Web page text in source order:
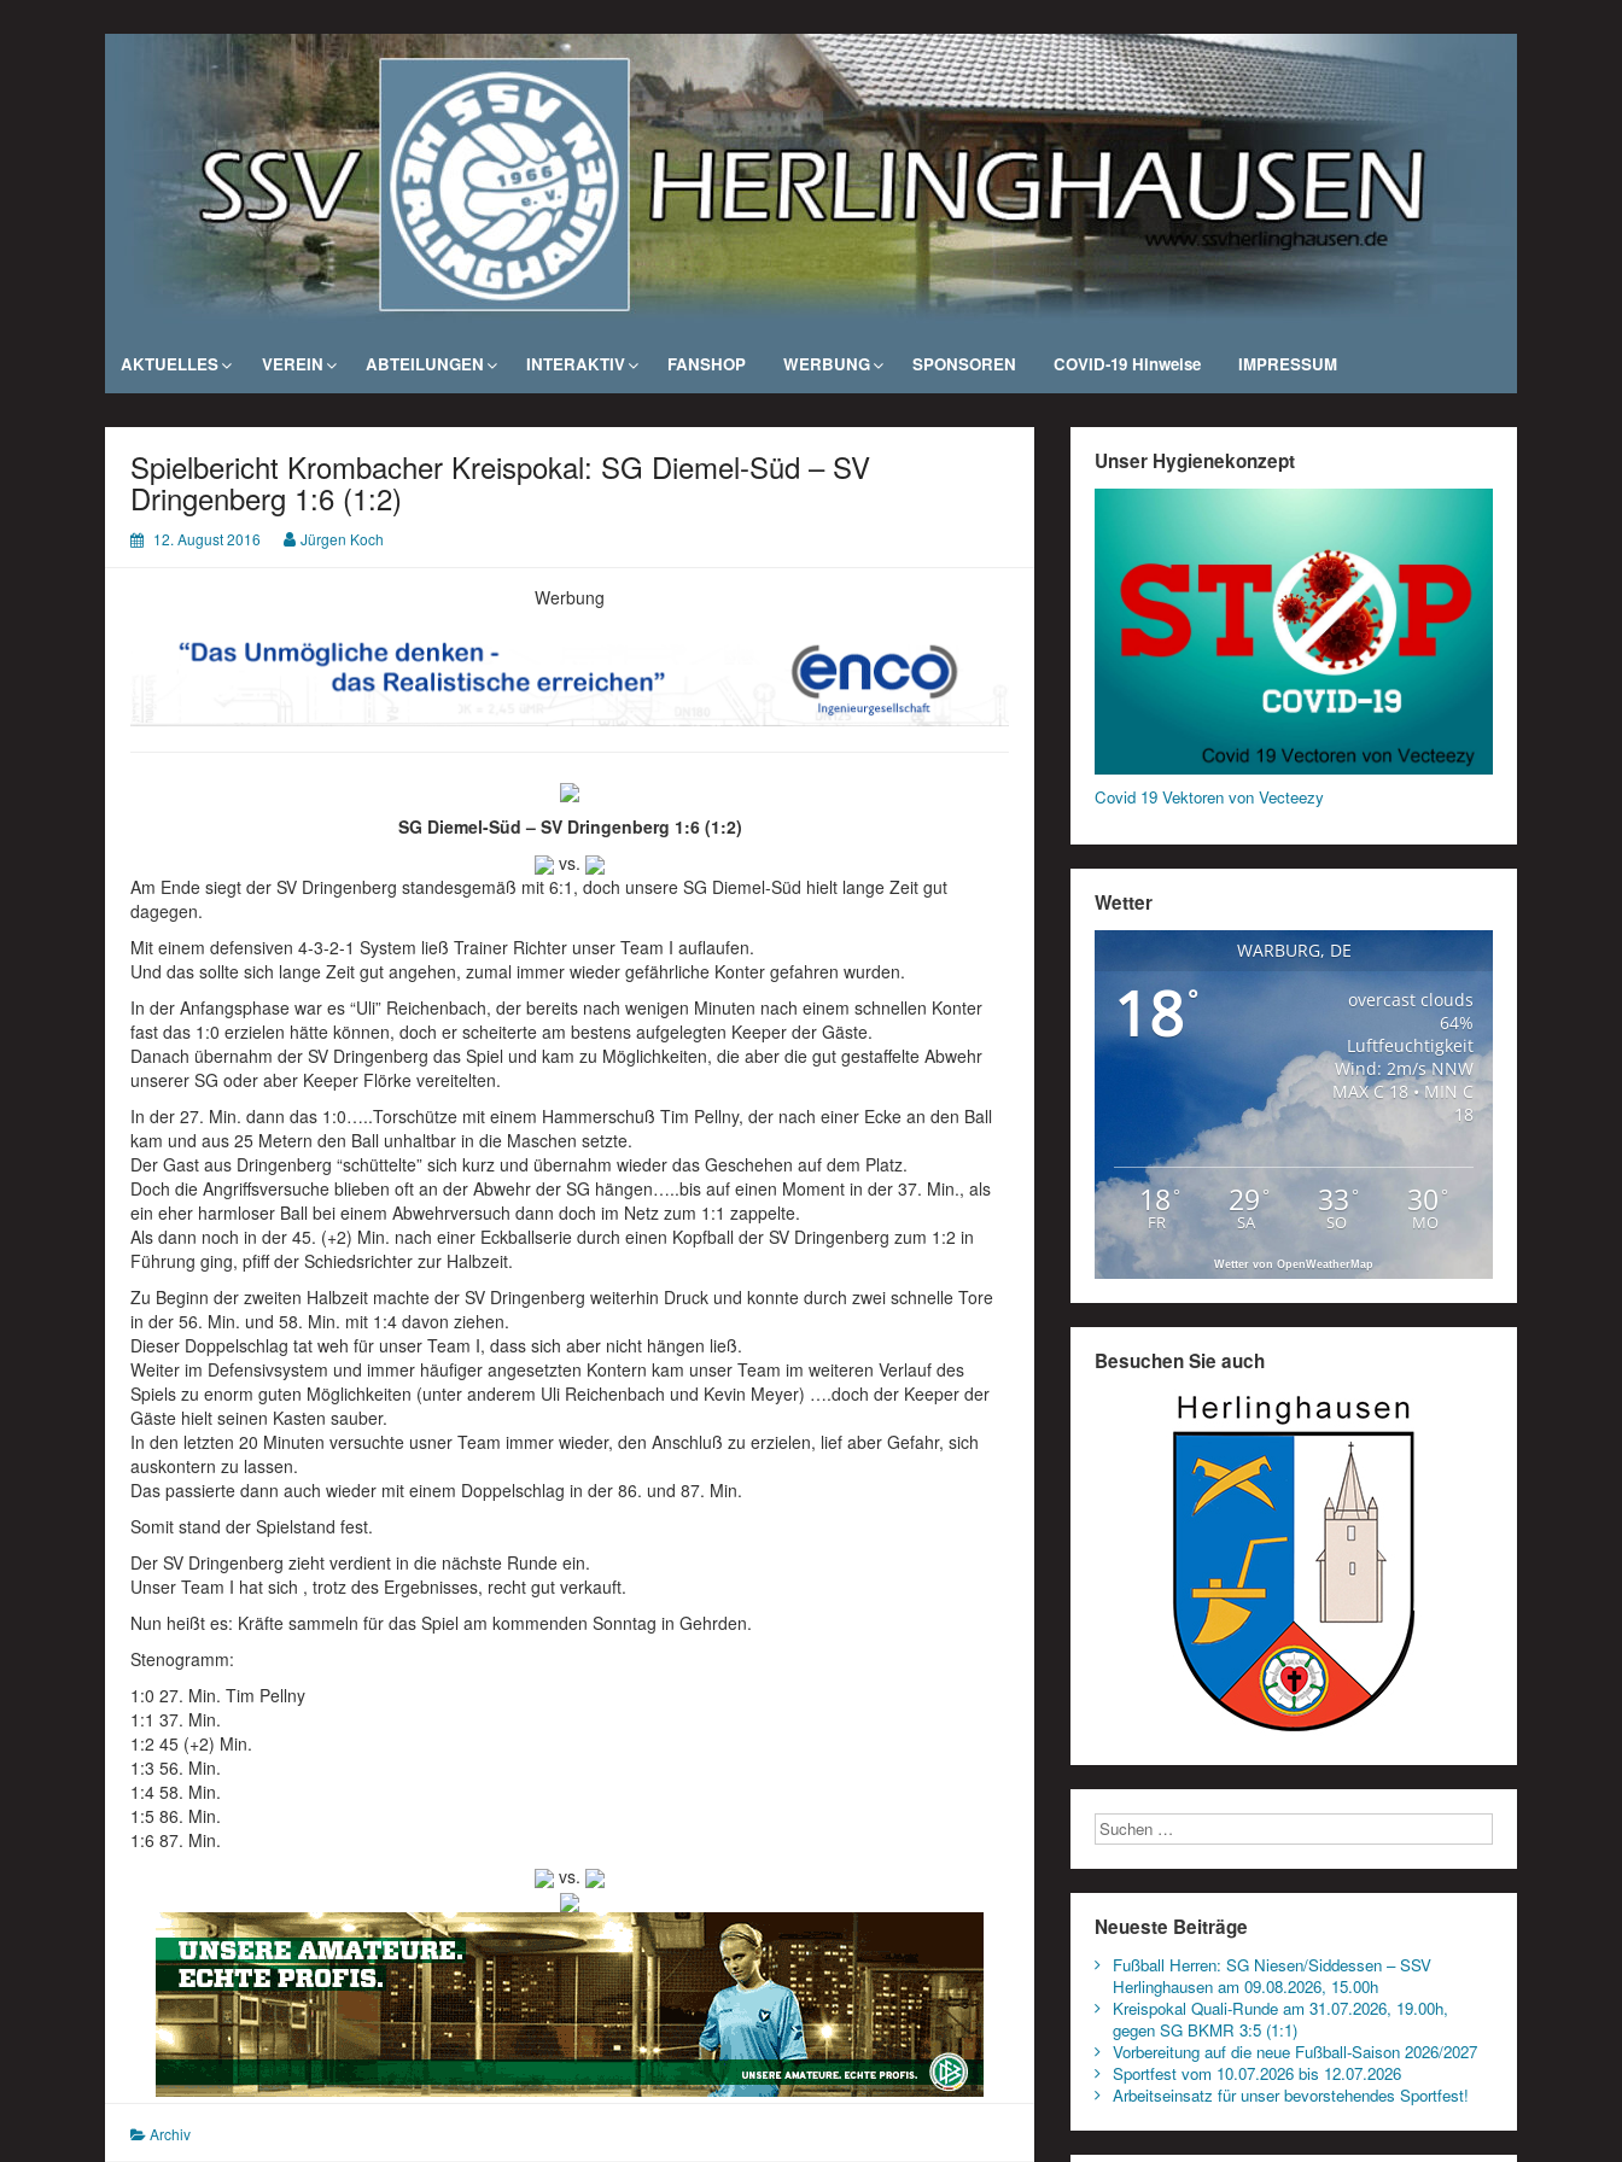
SSV Herlinghausen e. V.
AKTUELLES VEREIN ABTEILUNGEN INTERAKTIV FANSHOP WERBUNG SPONSOREN COVID-19 Hinweise IMPRESSUM
Spielbericht Krombacher Kreispokal: SG Diemel-Süd – SV
Dringenberg 1:6 (1:2)
12. August 2016 Jürgen Koch
Werbung
SG Diemel-Süd – SV Dringenberg 1:6 (1:2)
vs.
Am Ende siegt der SV Dringenberg standesgemäß mit 6:1, doch unsere SG Diemel-Süd hielt lange Zeit gut
dagegen.
Mit einem defensiven 4-3-2-1 System ließ Trainer Richter unser Team I auflaufen.
Und das sollte sich lange Zeit gut angehen, zumal immer wieder gefährliche Konter gefahren wurden.
In der Anfangsphase war es “Uli” Reichenbach, der bereits nach wenigen Minuten nach einem schnellen Konter
fast das 1:0 erzielen hätte können, doch er scheiterte am bestens aufgelegten Keeper der Gäste.
Danach übernahm der SV Dringenberg das Spiel und kam zu Möglichkeiten, die aber die gut gestaffelte Abwehr
unserer SG oder aber Keeper Flörke vereitelten.
In der 27. Min. dann das 1:0…..Torschütze mit einem Hammerschuß Tim Pellny, der nach einer Ecke an den Ball
kam und aus 25 Metern den Ball unhaltbar in die Maschen setzte.
Der Gast aus Dringenberg “schüttelte” sich kurz und übernahm wieder das Geschehen auf dem Platz.
Doch die Angriffsversuche blieben oft an der Abwehr der SG hängen…..bis auf einen Moment in der 37. Min., als
ein eher harmloser Ball bei einem Abwehrversuch dann doch im Netz zum 1:1 zappelte.
Als dann noch in der 45. (+2) Min. nach einer Eckballserie durch einen Kopfball der SV Dringenberg zum 1:2 in
Führung ging, pfiff der Schiedsrichter zur Halbzeit.
Zu Beginn der zweiten Halbzeit machte der SV Dringenberg weiterhin Druck und konnte durch zwei schnelle Tore
in der 56. Min. und 58. Min. mit 1:4 davon ziehen.
Dieser Doppelschlag tat weh für unser Team I, dass sich aber nicht hängen ließ.
Weiter im Defensivsystem und immer häufiger angesetzten Kontern kam unser Team im weiteren Verlauf des
Spiels zu enorm guten Möglichkeiten (unter anderem Uli Reichenbach und Kevin Meyer) ….doch der Keeper der
Gäste hielt seinen Kasten sauber.
In den letzten 20 Minuten versuchte usner Team immer wieder, den Anschluß zu erzielen, lief aber Gefahr, sich
auskontern zu lassen.
Das passierte dann auch wieder mit einem Doppelschlag in der 86. und 87. Min.
Somit stand der Spielstand fest.
Der SV Dringenberg zieht verdient in die nächste Runde ein.
Unser Team I hat sich , trotz des Ergebnisses, recht gut verkauft.
Nun heißt es: Kräfte sammeln für das Spiel am kommenden Sonntag in Gehrden.
Stenogramm:
1:0 27. Min. Tim Pellny
1:1 37. Min.
1:2 45 (+2) Min.
1:3 56. Min.
1:4 58. Min.
1:5 86. Min.
1:6 87. Min.
vs.
Archiv
Unser Hygienekonzept
Covid 19 Vektoren von Vecteezy
Wetter
WARBURG, DE
18°
overcast clouds
64%
Luftfeuchtigkeit
Wind: 2m/s NNW
MAX C 18 • MIN C
18
18°
FR
29°
SA
33 °
SO
30 °
MO
Wetter von OpenWeatherMap
Besuchen Sie auch
Neueste Beiträge
Fußball Herren: SG Niesen/Siddessen – SSV
Herlinghausen am 09.08.2026, 15.00h
Kreispokal Quali-Runde am 31.07.2026, 19.00h,
gegen SG BKMR 3:5 (1:1)
Vorbereitung auf die neue Fußball-Saison 2026/2027
Sportfest vom 10.07.2026 bis 12.07.2026
Arbeitseinsatz für unser bevorstehendes Sportfest!